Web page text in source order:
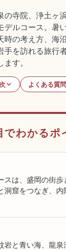
の寺院、浄土ヶ
デルコース。暑
時の考え方、海
手を訪れる旅行
す。
よくある質問
でわかるポ
スは、盛岡の街
洞窟をつなぎ、
と青い海、龍泉